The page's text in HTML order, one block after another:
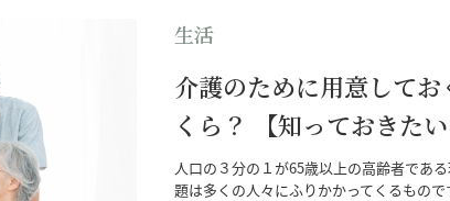
生活
介護のために用意して
くら？ 【知っておきた
人口の３分の１が65歳以上の高齢者であ
題は多くの人々にふりかかってくるもの